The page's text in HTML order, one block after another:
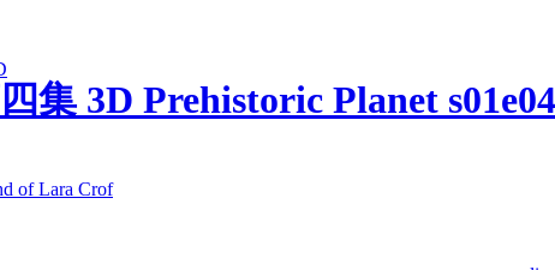
of Lara Crof
集 3D Prehistoric Planet